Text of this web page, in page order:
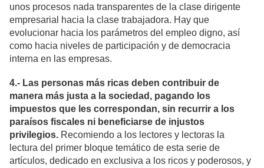
unos procesos nada transparentes de la clase dirigente
empresarial hacia la clase trabajadora. Hay que
evolucionar hacia los parámetros del empleo digno, así
como hacia niveles de participación y de democracia
interna en las empresas.
4.- Las personas más ricas deben contribuir de
manera más justa a la sociedad, pagando los
impuestos que les correspondan, sin recurrir a los
paraísos fiscales ni beneficiarse de injustos
privilegios. Recomiendo a los lectores y lectoras la
lectura del primer bloque temático de esta serie de
artículos, dedicado en exclusiva a los ricos y poderosos, y